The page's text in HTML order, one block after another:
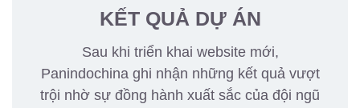
KẾT QUẢ DỰ ÁN
Sau khi triển khai website mới,
Panindochina ghi nhận những kết quả vượt
trội nhờ sự đồng hành xuất sắc của đội ngũ